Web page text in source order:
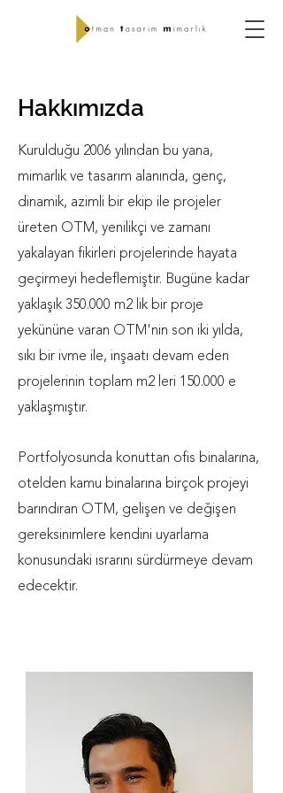
Hakkımızda
Kurulduğu 2006 yılından bu yana,
mimarlık ve tasarım alanında, genç,
dinamik, azimli bir ekip ile projeler
üreten OTM, yenilikçi ve zamanı
yakalayan fikirleri projelerinde hayata
geçirmeyi hedeflemiştir. Bugüne kadar
yaklaşık 350.000 m2 lik bir proje
yekününe varan OTM'nin son iki yılda,
sıkı bir ivme ile, inşaatı devam eden
projelerinin toplam m2 leri 150.000 e
yaklaşmıştır.
Portfolyosunda konuttan ofis binalarına,
otelden kamu binalarına birçok projeyi
barındıran OTM, gelişen ve değişen
gereksinimlere kendini uyarlama
konusundaki ısrarını sürdürmeye devam
edecektir.